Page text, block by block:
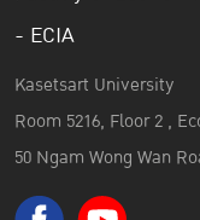
- ECIA
Kasetsart University
Room 5216, Floor 2 ,
50 Ngam Wong Wan